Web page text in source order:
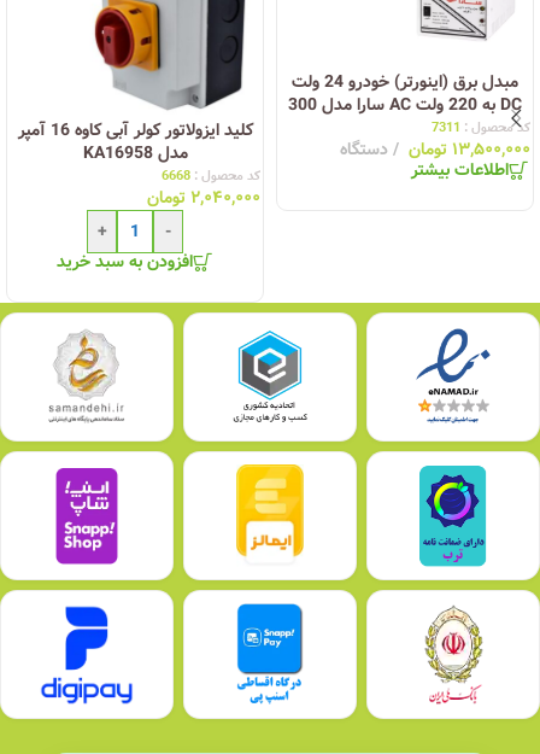
مبدل برق (اینورتر) خودرو 24 ولت
DC به 220 ولت AC سارا مدل 300
وات (مناسب برای اتوبوسها و
کامیونها)
کد محصول : 7311
۱۳,۵۰۰,۰۰۰ تومان دستگاه
اطلاعات بیشتر
کلید ایزولاتور کولر آبی کاوه 16 آمپر
مدل KA16958
کد محصول : 6668
۲,۰۴۰,۰۰۰ تومان
-
+
افزودن به سبد خرید